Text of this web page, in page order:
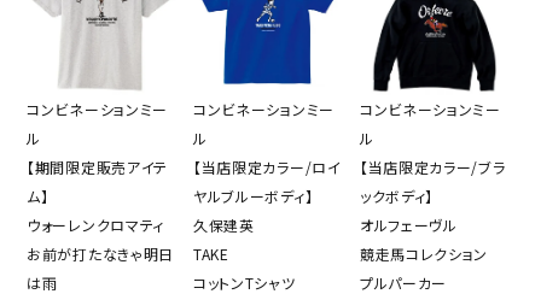
コンビネーションミー
ル
【期間限定販売アイテ
ム】
ウォーレンクロマティ
お前が打たなきゃ明日
は雨
コンビネーションミー
ル
【当店限定カラー/ロイ
ヤルブルーボディ】
久保建英
TAKE
コットンTシャツ
コンビネーションミー
ル
【当店限定カラー/ブラ
ックボディ】
オルフェーヴル
競走馬コレクション
プルパーカー